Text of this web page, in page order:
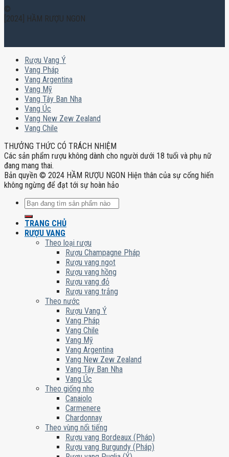
©
[2024] HẦM RƯỢU NGON
Rượu Vang Ý
Vang Pháp
Vang Argentina
Vang Mỹ
Vang Tây Ban Nha
Vang Úc
Vang New Zew Zealand
Vang Chile
THƯỞNG THỨC CÓ TRÁCH NHIỆM
Các sản phẩm rượu không dành cho người dưới 18 tuổi và phụ nữ
đang mang thai.
Bản quyền © 2024 HẦM RƯỢU NGON Hiện thân của sự cống hiến
không ngừng để đạt tới sự hoàn hảo
Tìm
kiếm:
TRANG CHỦ
RƯỢU VANG
Theo loại rượu
Rượu Champagne Pháp
Rượu vang ngọt
Rượu vang hồng
Rượu vang đỏ
Rượu vang trắng
Theo nước
Rượu Vang Ý
Vang Pháp
Vang Chile
Vang Mỹ
Vang Argentina
Vang New Zew Zealand
Vang Tây Ban Nha
Vang Úc
Theo giống nho
Canaiolo
Carmenere
Chardonnay
Theo vùng nổi tiếng
Rượu vang Bordeaux (Pháp)
Rượu vang Burgundy (Pháp)